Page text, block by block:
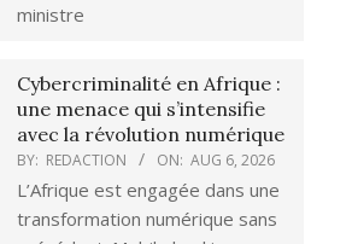
ministre
Cybercriminalité en Afrique :
une menace qui s’intensifie
avec la révolution numérique
BY: REDACTION ON: AUG 6, 2026
L’Afrique est engagée dans une
transformation numérique sans